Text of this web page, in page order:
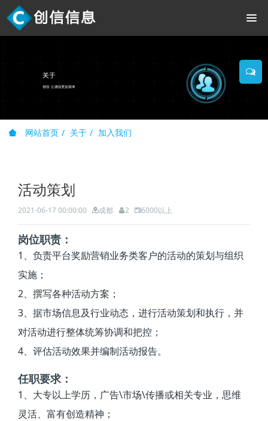
网站首页 关于 加入我们
活动策划
2021-06-17 00:00:00 成都 2 6000以上
岗位职责：
1、负责平台奖励营销业务类客户的活动的策划与组织
实施；
2、撰写各种活动方案；
3、据市场信息及行业动态，进行活动策划和执行，并
对活动进行整体统筹协调和把控；
4、评估活动效果并编制活动报告。
任职要求：
1、大专以上学历，广告\市场\传播或相关专业，思维
灵活、富有创造精神；